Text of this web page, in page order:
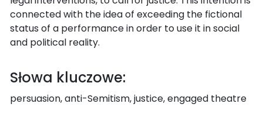
connected with the idea of exceeding the fictional
status of a performance in order to use it in social
and political reality.
Słowa kluczowe:
persuasion, anti-Semitism, justice, engaged theatre